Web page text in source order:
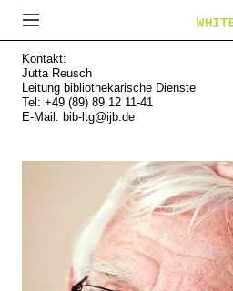
Kontakt:
Jutta Reusch
Leitung bibliothekarische Dienste
Tel: +49 (89) 89 12 11-41
E-Mail: bib-ltg@ijb.de